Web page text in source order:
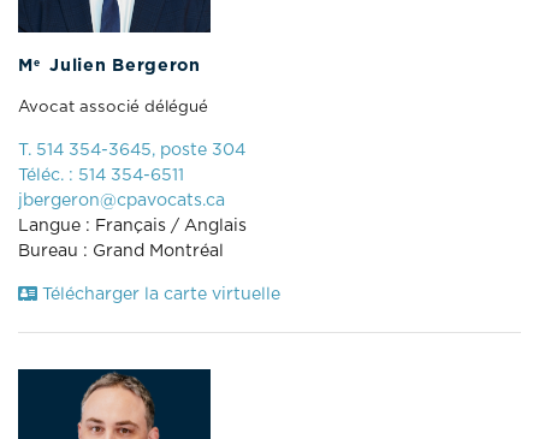
M e Julien Bergeron
Avocat associé délégué
T. 514 354-3645, poste 304
Téléc. : 514 354-6511
jbergeron@cpavocats.ca
Langue : Français / Anglais
Bureau : Grand Montréal
Télécharger la carte virtuelle